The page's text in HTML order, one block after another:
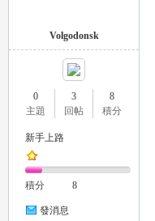
Volgodonsk
0
主題
3
回帖
8
積分
新手上路
積分 8
發消息